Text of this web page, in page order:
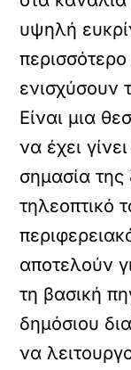
υψηλή
ενισχύσουν
Είναι μια
να έχει
σημασία της
τηλεοπτικό
αποτελούν
τη βασική
δημόσιου
να